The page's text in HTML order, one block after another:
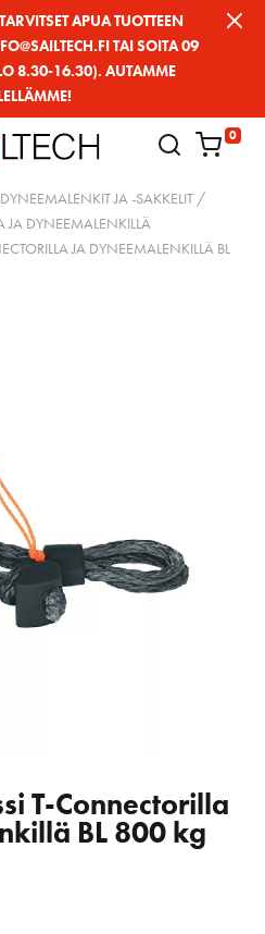
APUA TUOTTEEN
TAI SOITA 09
8.30-16.30). AUTAMME
0
JA -SAKKELIT /
JA DYNEEMALENKILLÄ
JA DYNEEMALENKILLÄ BL
T-Connectorilla
BL 800 kg